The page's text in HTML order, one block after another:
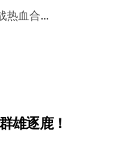
热血合…
雄逐鹿！